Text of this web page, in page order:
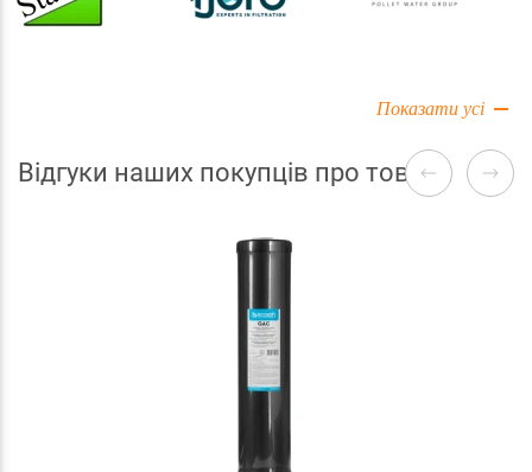
Показати усі
Відгуки наших покупців про товари